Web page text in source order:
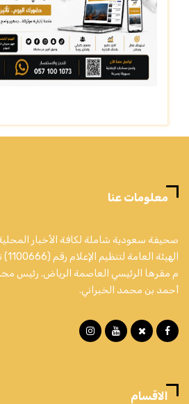
معلومات عنا
صحيفة سعودية شاملة لكافة الأخبار
م مقرها الرئيسي العاصمة الرياض. رئيس
أحمد بن محمد الخبراني.
الاقسام